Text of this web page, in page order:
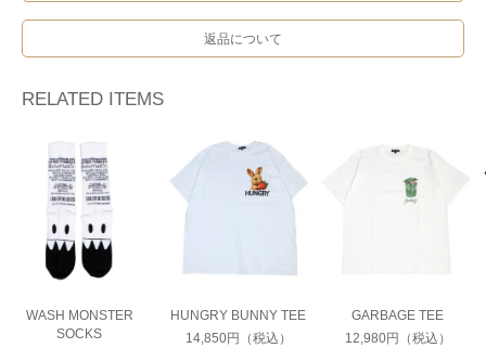
返品について
RELATED ITEMS
WASH MONSTER
SOCKS
HUNGRY BUNNY TEE
14,850円（税込）
GARBAGE TEE
12,980円（税込）